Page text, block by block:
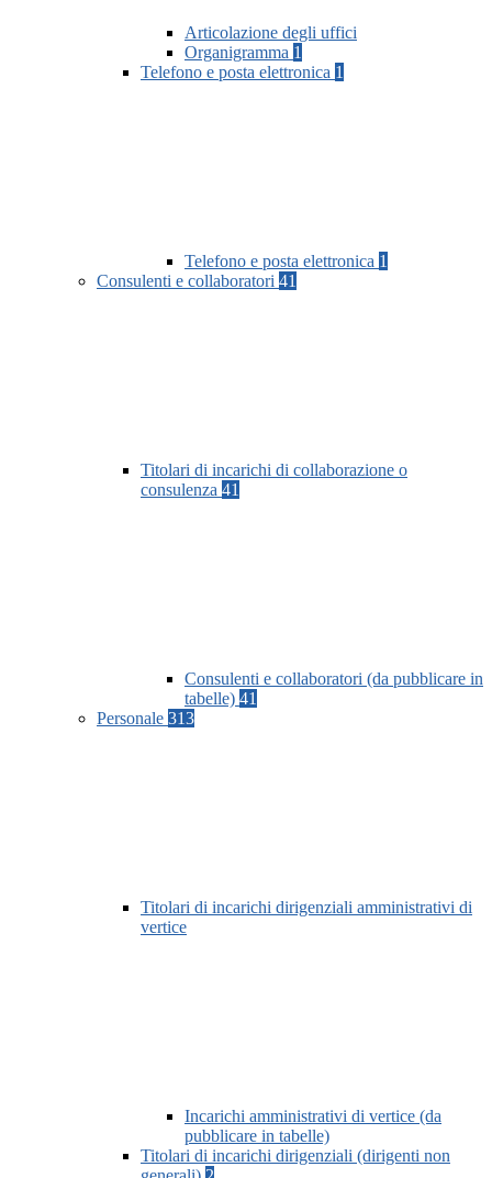
Articolazione degli uffici
Organigramma 1
Telefono e posta elettronica 1
Telefono e posta elettronica 1
Consulenti e collaboratori 41
Titolari di incarichi di collaborazione o
consulenza 41
Consulenti e collaboratori (da pubblicare in
tabelle) 41
Personale 313
Titolari di incarichi dirigenziali amministrativi di
vertice
Incarichi amministrativi di vertice (da
pubblicare in tabelle)
Titolari di incarichi dirigenziali (dirigenti non